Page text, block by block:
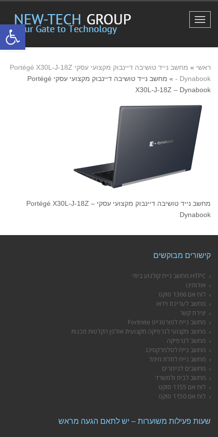
פתח
תפריט
ראשי »
מחשב נייד טושיבה דיינבוק מקצועי עסקי Portégé X30L-J-18Z
- Dynabook
»
מחשב נייד טושיבה דיינבוק מקצועי עסקי Portégé
X30L-J-18Z – Dynabook
מחשב נייד טושיבה דיינבוק מקצועי עסקי Portégé X30L-J-18Z –
Dynabook
קישורים מבוקשים
HTPC מחשב נייח קולנוע ביתי
אודותינו
לוח אם 1366 סוקט
מחשב לעריכת וידאו
יצירת קשר
מחשב נייח לפורטנייט Fortnite
מחשב מקצועי לגרפיקה מקצועית אולפן הקלטות תכנות
מחשב לגרפיקה
מחשב נייח לטלמרקטינג
מחשב נייח לתלת מימד
מחשבים לגיימרים
מחשב לבית ולמשרד
לוח אם 1155 סוקט
לוח אם 1150 סוקט
שעות פעילות משוערות – יש לתאם הגעה מראש